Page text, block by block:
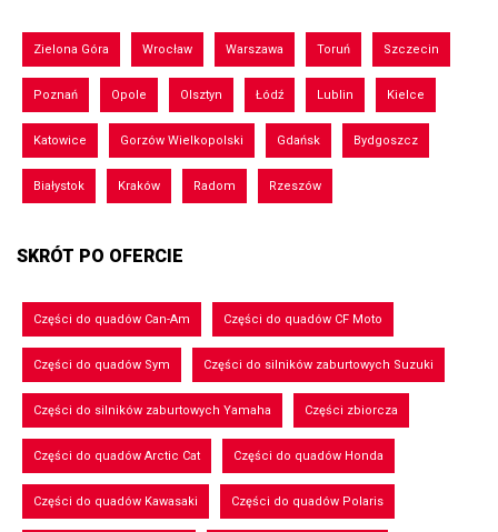
Zielona Góra Wrocław Warszawa Toruń Szczecin
Poznań Opole Olsztyn Łódź Lublin Kielce
Katowice Gorzów Wielkopolski Gdańsk Bydgoszcz
Białystok Kraków Radom Rzeszów
SKRÓT PO OFERCIE
Części do quadów Can-Am Części do quadów CF Moto
Części do quadów Sym Części do silników zaburtowych Suzuki
Części do silników zaburtowych Yamaha Części zbiorcza
Części do quadów Arctic Cat Części do quadów Honda
Części do quadów Kawasaki Części do quadów Polaris